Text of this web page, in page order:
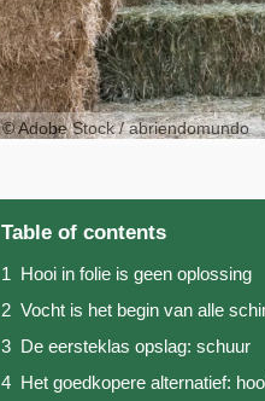
© Adobe Stock / abriendomundo
Table of contents
1 Hooi in folie is geen oplossing
2 Vocht is het begin van alle
3 De eersteklas opslag: schuur
4 Het goedkopere alternatief: